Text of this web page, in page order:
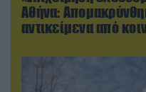
Αθήνα:
αντικείμενα από